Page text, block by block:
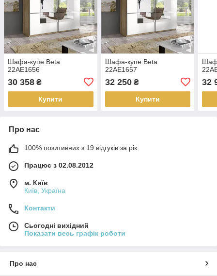
Шафа-купе Beta
22AE1656
30 358 ₴
Купити
Шафа-купе Beta
22AE1657
32 250₴
Купити
32
Про нас
100% позитивних з 19 відгуків за рік
Працює з 02.08.2012
м. Київ
Київ, Україна
Контакти
Сьогодні вихідний
Показати весь графік роботи
Про нас